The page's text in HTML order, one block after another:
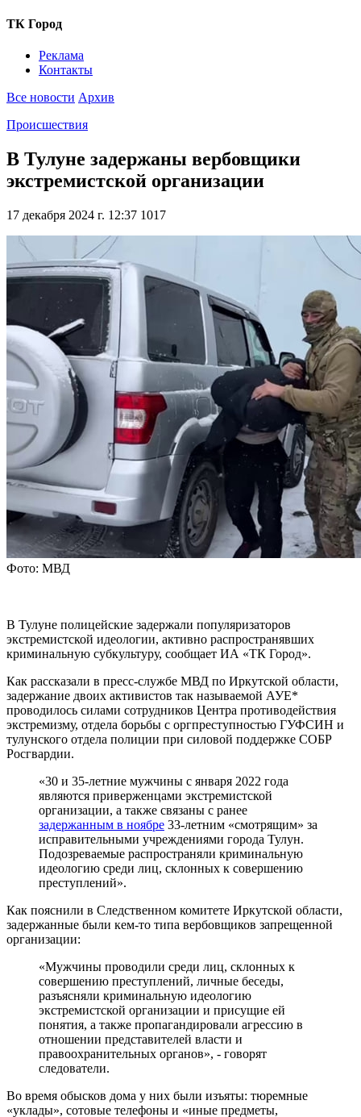
ТК Город
Реклама
Контакты
Все новости Архив
Происшествия
В Тулуне задержаны вербовщики
экстремистской организации
17 декабря 2024 г. 12:37 1017
Фото: МВД
В Тулуне полицейские задержали популяризаторов
экстремистской идеологии, активно распространявших
криминальную субкультуру, сообщает ИА «ТК Город».
Как рассказали в пресс-службе МВД по Иркутской области,
задержание двоих активистов так называемой АУЕ*
проводилось силами сотрудников Центра противодействия
экстремизму, отдела борьбы с оргпреступностью ГУФСИН и
тулунского отдела полиции при силовой поддержке СОБР
Росгвардии.
«30 и 35-летние мужчины с января 2022 года
являются приверженцами экстремистской
организации, а также связаны с ранее
задержанным в ноябре 33-летним «смотрящим» за
исправительными учреждениями города Тулун.
Подозреваемые распространяли криминальную
идеологию среди лиц, склонных к совершению
преступлений».
Как пояснили в Следственном комитете Иркутской области,
задержанные были кем-то типа вербовщиков запрещенной
организации:
«Мужчины проводили среди лиц, склонных к
совершению преступлений, личные беседы,
разъясняли криминальную идеологию
экстремистской организации и присущие ей
понятия, а также пропагандировали агрессию в
отношении представителей власти и
правоохранительных органов», - говорят
следователи.
Во время обысков дома у них были изъяты: тюремные
«уклады», сотовые телефоны и «иные предметы,